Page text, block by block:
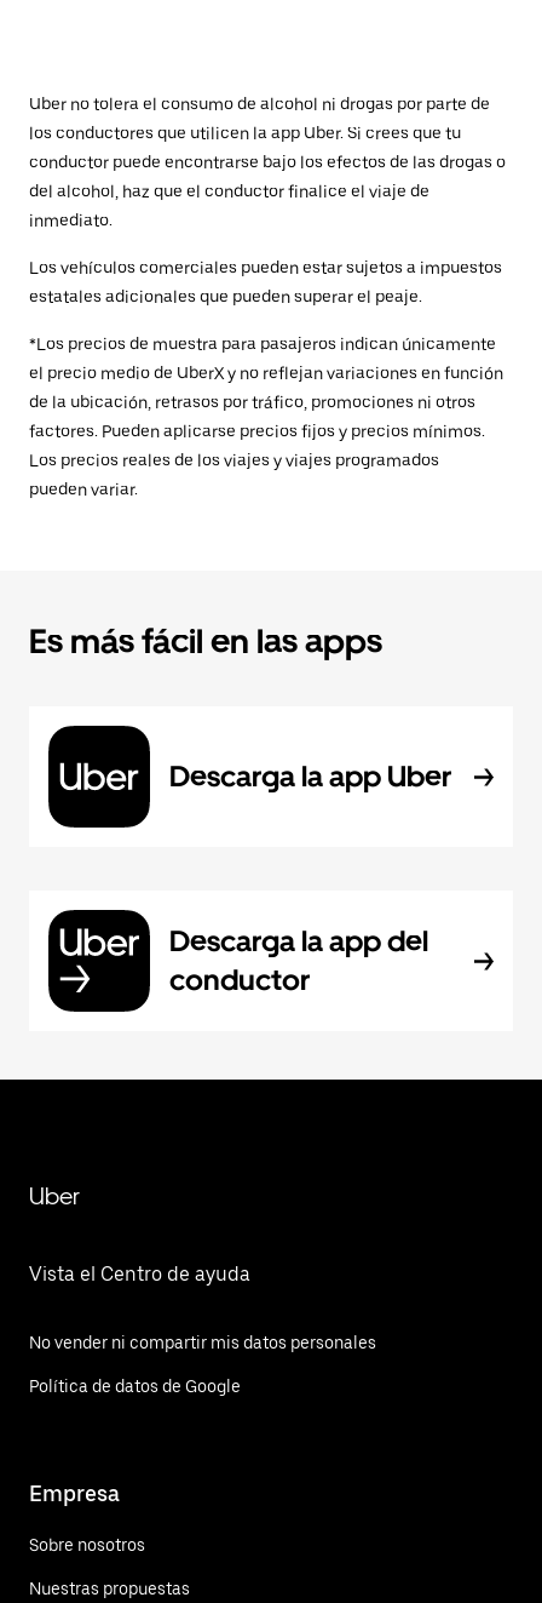
Uber no tolera el consumo de alcohol ni drogas por parte de
los conductores que utilicen la app Uber. Si crees que tu
conductor puede encontrarse bajo los efectos de las drogas o
del alcohol, haz que el conductor finalice el viaje de
inmediato.
Los vehículos comerciales pueden estar sujetos a impuestos
estatales adicionales que pueden superar el peaje.
*Los precios de muestra para pasajeros indican únicamente
el precio medio de UberX y no reflejan variaciones en función
de la ubicación, retrasos por tráfico, promociones ni otros
factores. Pueden aplicarse precios fijos y precios mínimos.
Los precios reales de los viajes y viajes programados
pueden variar.
Es más fácil en las apps
Descarga la app Uber
Descarga la app del
conductor
Uber
Vista el Centro de ayuda
No vender ni compartir mis datos personales
Política de datos de Google
Empresa
Sobre nosotros
Nuestras propuestas